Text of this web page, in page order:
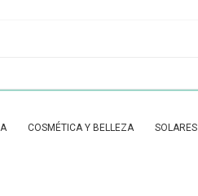
COSMÉTICA Y BELLEZA SOLARES